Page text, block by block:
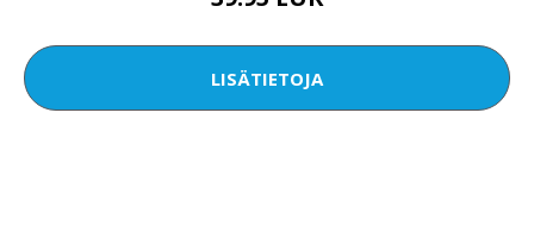
LISÄTIETOJA